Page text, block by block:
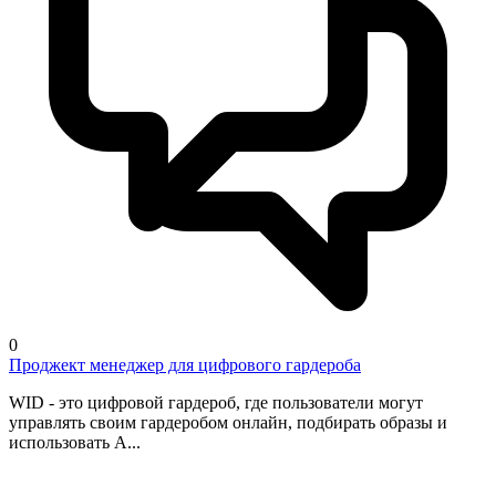
0
Проджект менеджер для цифрового гардероба
WID - это цифровой гардероб, где пользователи могут
управлять своим гардеробом онлайн, подбирать образы и
использовать A...